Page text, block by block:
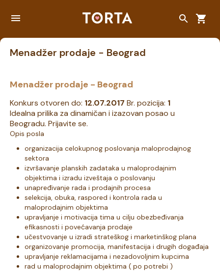
Menadžer prodaje - Beograd
Menadžer prodaje - Beograd
Konkurs otvoren do: 12.07.2017 Br. pozicija: 1
Idealna prilika za dinamičan i izazovan posao u
Beogradu. Prijavite se.
Opis posla
organizacija celokupnog poslovanja maloprodajnog
sektora
izvršavanje planskih zadataka u maloprodajnim
objektima i izradu izveštaja o poslovanju
unapređivanje rada i prodajnih procesa
selekcija, obuka, raspored i kontrola rada u
maloprodajnim objektima
upravljanje i motivacija tima u cilju obezbeđivanja
efikasnosti i povećavanja prodaje
učestvovanje u izradi strateškog i marketinškog plana
organizovanje promocija, manifestacija i drugih događaja
upravljanje reklamacijama i nezadovoljnim kupcima
rad u maloprodajnim objektima ( po potrebi )